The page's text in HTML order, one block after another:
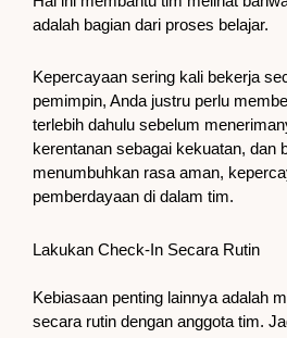
adalah bagian dari proses belajar.
Kepercayaan sering kali bekerja
pemimpin, Anda justru perlu
terlebih dahulu sebelum
kerentanan sebagai kekuatan, dan
menumbuhkan rasa aman,
pemberdayaan di dalam tim.
Lakukan Check-In Secara Rutin
Kebiasaan penting lainnya adalah
secara rutin dengan anggota tim.